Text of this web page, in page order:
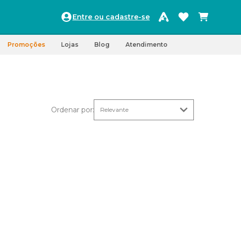
Entre ou cadastre-se
Promoções Lojas Blog Atendimento
Ordenar por: